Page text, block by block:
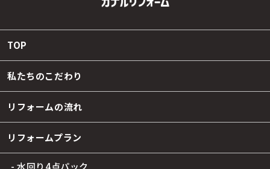
TOP
私たちのこだわり
リフォームの流れ
リフォームプラン
- 水回り4点パック